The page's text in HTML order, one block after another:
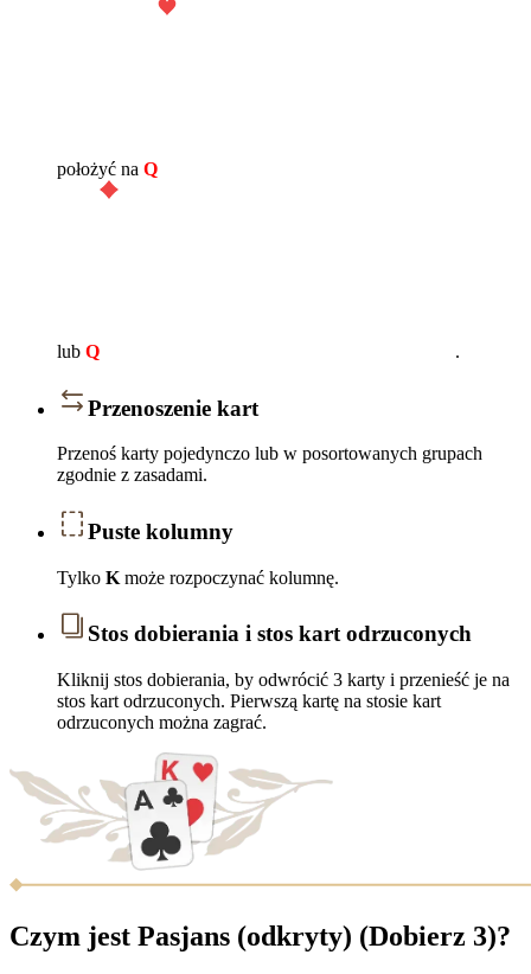
położyć na Q
lub Q .
Przenoszenie kart
Przenoś karty pojedynczo lub w posortowanych grupach
zgodnie z zasadami.
Puste kolumny
Tylko K może rozpoczynać kolumnę.
Stos dobierania i stos kart odrzuconych
Kliknij stos dobierania, by odwrócić 3 karty i przenieść je na
stos kart odrzuconych. Pierwszą kartę na stosie kart
odrzuconych można zagrać.
Czym jest Pasjans (odkryty) (Dobierz 3)?